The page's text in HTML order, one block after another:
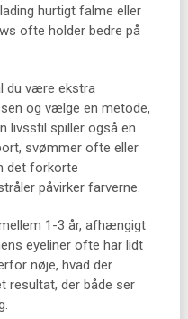
hurtigt falme eller
ofte holder bedre på
du være ekstra
og vælge en metode,
livsstil spiller også en
svømmer ofte eller
det forkorte
påvirker farverne.
1-3 år, afhængigt
eyeliner ofte har lidt
nøje, hvad der
resultat, der både ser